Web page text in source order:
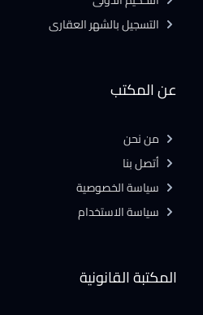
المكتبة القانونية
عن المكتب
من نحن
أتصل بنا
سياسة الخصوصية
سياسة الاستخدام
التسجيل بالشهر العقارى